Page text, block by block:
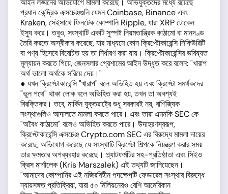
আইন লঙ্ঘনের অভিযোগে মামলা করেছে। অভিযুক্তদের মধ্যে রয়েছে
প্রধান কেন্দ্রিক এক্সচেঞ্জগুলি যেমন Coinbase, Binance এবং
Kraken, সেইসাথে ফিনটেক কোম্পানি Ripple, যারা XRP টোকেন
ইস্যু করে। তবুও, সংস্থাটি একটি সুস্পষ্ট নিয়মতান্ত্রিক কাঠামো বা মানদণ্ড
তৈরি করতে অস্বীকার করেছে, যার মাধ্যমে কোন ক্রিপ্টোকারেন্সি সিকিউরিটি
বা পণ্য হিসেবে বিবেচিত হয় তা নির্ধারণ করা যায়। ক্রিপ্টোকারেন্সির ভবিষ্যত
মূল্যায়ন করতে গিয়ে, জেনসলার গ্রেশামের আইন উদ্ধৃত করে বলেন: "খারাপ
অর্থ ভালো অর্থকে সরিয়ে দেয়।"
● যখন ক্রিপ্টোকারেন্সি "খারাপ" বলে অভিহিত হয় এবং ক্রিপ্টো সমর্থকদের
"ভুল পথে" থাকা লোক বলে অভিহিত করা হয়, তখন তা অবশ্যই
বিরক্তিকর। তবে, মার্কিন যুক্তরাষ্ট্রে শুধু সরকারই নয়, বাণিজ্যিক
সংস্থাগুলিও আদালতে মামলা করতে পারে। এবং তারা এমনকি SEC কে
"অবৈধ কাঠামো" বলেও অভিহিত করতে পারে। উদাহরণস্বরূপ,
ক্রিপ্টোকারেন্সি এক্সচেঞ্জ Crypto.com SEC এর বিরুদ্ধে মামলা দায়ের
করেছে, অভিযোগ করেছে যে সংস্থাটি ক্রিপ্টো শিল্পকে নিয়ন্ত্রণ করার সময়
তার ক্ষমতার অপব্যবহার করেছে। প্ল্যাটফর্মটির সহ-প্রতিষ্ঠাতা এবং সিইও
ক্রিস মার্শালেক (Kris Marszalek) এই তথ্যটি জানিয়েছেন।
"আমাদের কোম্পানির এই নজিরবিহীন পদক্ষেপটি ফেডারেল সংস্থার বিরুদ্ধে
ন্যায়সঙ্গত প্রতিক্রিয়া, যারা ৫০ মিলিয়নেরও বেশি আমেরিকান